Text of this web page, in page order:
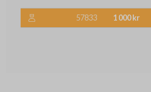
57833 1 000 kr